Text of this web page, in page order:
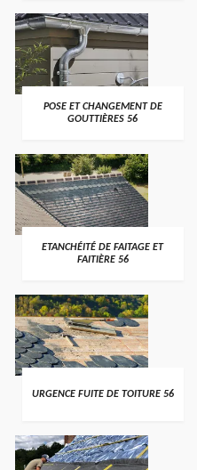
>
POSE ET CHANGEMENT DE
GOUTTIÈRES 56
>
ETANCHÉITÉ DE FAITAGE ET
FAITIÈRE 56
>
URGENCE FUITE DE TOITURE 56